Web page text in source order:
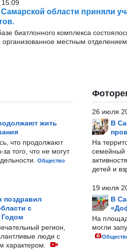
15:09
области приняли
биатлонного комплекса
организованное местным
жить
что продолжают
того, что не могут
Общество
поздравил
с
регион,
люди с
характером.
26 июля
В
На
семейный
детей и
19 июля
В
На
могли